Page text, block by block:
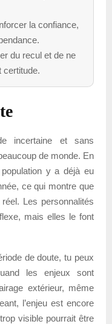
la confiance,
du recul et de ne
certitude.
incertaine et sans
de monde. En
y a déjà eu
ce qui montre que
Les personnalités
mais elles le font
de doute, tu peux
les enjeux sont
extérieur, même
l’enjeu est encore
visible pourrait être